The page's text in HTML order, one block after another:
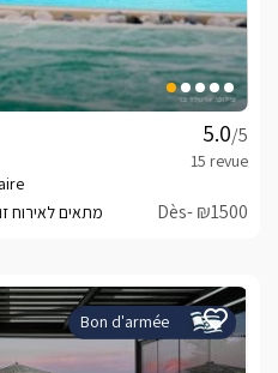
/5
Dès- ₪1500
Bon d'armée